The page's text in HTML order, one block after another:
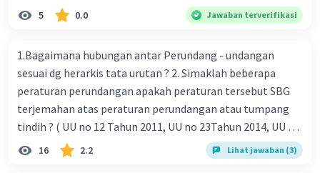
5 0.0 Jawaban terverifikasi
1.Bagaimana hubungan antar Perundang - undangan
sesuai dg herarkis tata urutan ? 2. Simaklah beberapa
peraturan perundangan apakah peraturan tersebut SBG
terjemahan atas peraturan perundangan atau tumpang
tindih ? ( UU no 12 Tahun 2011, UU no 23Tahun 2014, UU No
25 Tahun 2004 ) 3 . Tuliskan peraturan perundangan yg di
undangkan atas perintah TAP MPR NO I / MPR/ 2003
16 2.2 Lihat jawaban (3)